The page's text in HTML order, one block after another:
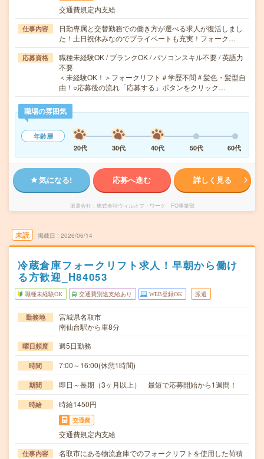
交通費規定内支給
仕事内容
日勤専属と交替勤務での働き方が選べる求人が復活しまし
た！土日祝休みなのでプライベートも充実！フォーク…
応募資格
職種未経験OK / ブランクOK / パソコンスキル不要 / 英語力
不要
＜未経験OK！＞フォークリフト＃学歴不問＃髪色・髪型自
由！○応募後の流れ「応募する」ボタンをクリック…
職場の雰囲気
年齢層
20代
30代 40代 50代 60代
気になる! 応募へ進む 詳しく見る
派遣会社 株式会社ウィルオブ・ワーク FO事業部
未読 掲載日 2026/06/14
冷蔵倉庫フォークリフト求人！早朝から働け
る方歓迎_H84053
職種未経験OK 交通費別途支給あり WEB登録OK 派遣
勤務地
宮城県名取市
南仙台駅から車8分
曜日頻度 週5日勤務
時間 7:00～16:00(休憩1時間)
期間 即日～長期（3ヶ月以上） 最短で応募開始から1週間！
時給 時給1450円
交通費
交通費規定内支給
仕事内容
名取市にある物流倉庫でのフォークリフトを使用した荷積